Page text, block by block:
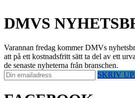
DMVS
Varannan fredag kommer DMVs
att på ett kostnadsfritt sätt ta del av ett
de senaste nyheterna från branschen.
SKRIV